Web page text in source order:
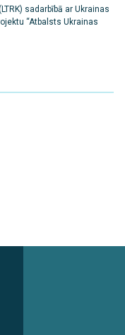
sadarbībā ar Ukrainas
“Atbalsts Ukrainas